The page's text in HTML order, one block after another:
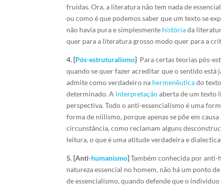
fruídas. Ora, a literatura não tem nada de
ou como é que podemos saber que um texto se
não havia pura e simplesmente históriada
quer para a literaturagrosso modo quer para a
4. [Pós-estruturalismo] Para certas teorias pós-
quando se quer fazer acreditar que o sentido está
admite como verdadeiro na hermenêuticado
determinado. A interpretaçãoaberta de um texto
perspectiva. Todo o anti-essencialismo é uma
forma de niilismo, porque apenas se põe em
circunstância, como reclamam alguns
leitura, o que é uma atitude verdadeira e
5. [Anti-humanismo]Também conhecida por anti-
natureza essencial no homem, não há um ponto
de essencialismo, quando defende que o